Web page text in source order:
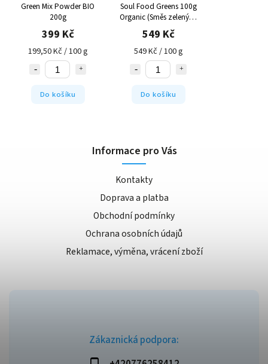
Green Mix Powder BIO
200g
399 Kč
199,50 Kč / 100 g
Do košíku
Soul Food Greens 100g
Organic (Směs zelených
superpotravin)
549 Kč
549 Kč / 100 g
Do košíku
Zákaznická podpora:
Informace pro Vás
Kontakty
Doprava a platba
Obchodní podmínky
Ochrana osobních údajů
Reklamace, výměna, vrácení zboží